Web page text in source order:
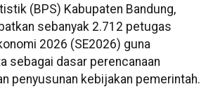
(BPS) Kabupaten Bandung,
sebanyak 2.712 petugas
2026 (SE2026) guna
sebagai dasar perencanaan
penyusunan kebijakan pemerintah.